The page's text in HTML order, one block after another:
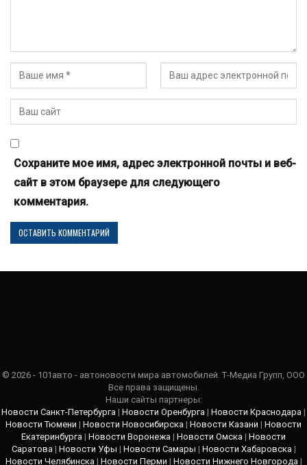
Сохраните мое имя, адрес электронной почты и веб-
сайт в этом браузере для следующего
комментария.
© 2026 - 101авто - автоновости мира автомобилей. Т-Медиа Групп, ООО
Все права защищены.
Наши сайты партнеры:
Новости Санкт-Петербурга | Новости Оренбурга | Новости Краснодара |
Новости Тюмени | Новости Новосибирска | Новости Казани | Новости
Екатеринбурга | Новости Воронежа | Новости Омска | Новости
Саратова| Новости Уфы | Новости Самары | Новости Хабаровска|
Новости Челябинска| Новости Перми | Новости Нижнего Новгорода|